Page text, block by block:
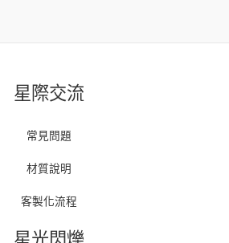
星際交流
常見問題
材質說明
客製化流程
星光閃爍